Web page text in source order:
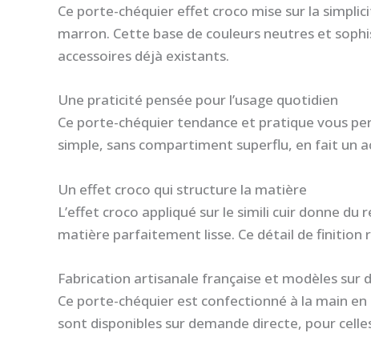
Ce porte-chéquier effet croco mise sur la
marron. Cette base de couleurs neutres et
accessoires déjà existants.
Une praticité pensée pour l’usage quotidien
Ce porte-chéquier tendance et pratique vous
simple, sans compartiment superflu, en fait un
Un effet croco qui structure la matière
L’effet croco appliqué sur le simili cuir donne
matière parfaitement lisse. Ce détail de finition
Fabrication artisanale française et modèles sur
Ce porte-chéquier est confectionné à la main
sont disponibles sur demande directe, pour